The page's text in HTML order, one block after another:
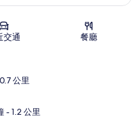
地圖
交通 餐廳
公里
- 1.2 公里